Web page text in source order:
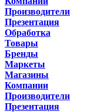
Производители
Презентация
Обработка
Товары
Бренды
Маркеты
Магазины
Компании
Производители
Презентация